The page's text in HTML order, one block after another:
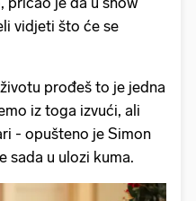
vidjeti što će se
prođeš to je jedna
iz toga izvući, ali
- opušteno je Simon
sada u ulozi kuma.